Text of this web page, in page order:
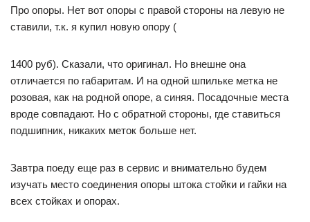
Про опоры. Нет вот опоры с правой стороны на левую не
ставили, т.к. я купил новую опору (
1400 руб). Сказали, что оригинал. Но внешне она
отличается по габаритам. И на одной шпильке метка не
розовая, как на родной опоре, а синяя. Посадочные места
вроде совпадают. Но с обратной стороны, где ставиться
подшипник, никаких меток больше нет.
Завтра поеду еще раз в сервис и внимательно будем
изучать место соединения опоры штока стойки и гайки на
всех стойках и опорах.